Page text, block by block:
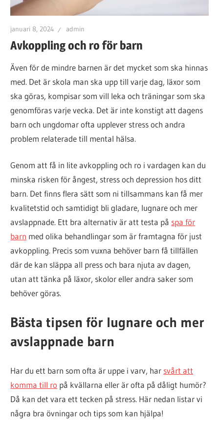
januari 8, 2024 admin
Avkoppling och ro för barn
Även för de mindre barnen är det mycket som ska hinnas
med. Det är skola man ska upp till varje dag, läxor som
ska göras, kompisar som vill leka och träningar som ska
genomföras varje vecka. Det är inte konstigt att dagens
barn och ungdomar ofta upplever stress och andra
problem relaterade till mental hälsa.
Genom att få in lite avkoppling och ro i vardagen kan du
minska risken för ångest, stress och depression hos ditt
barn. Det finns flera sätt som ni tillsammans kan få mer
kvalitetstid och samtidigt bli gladare, lugnare och mer
avslappnade. Ett bra alternativ är att testa på spa för
barn med olika behandlingar som är framtagna för just
avkoppling. Precis som vuxna behöver barn få tillfällen
där de kan släppa all press och bara njuta av dagen,
utan att tänka på läxor, skolor eller andra saker som
behöver göras.
Bästa tipsen för lugnare och mer
avslappnade barn
Har du ett barn som ofta är uppe i varv, har svårt att
komma till ro på kvällarna eller är ofta på dåligt humör?
Då kan det vara ett tecken på stress. Här nedan listar vi
några bra övningar och tips som kan hjälpa!